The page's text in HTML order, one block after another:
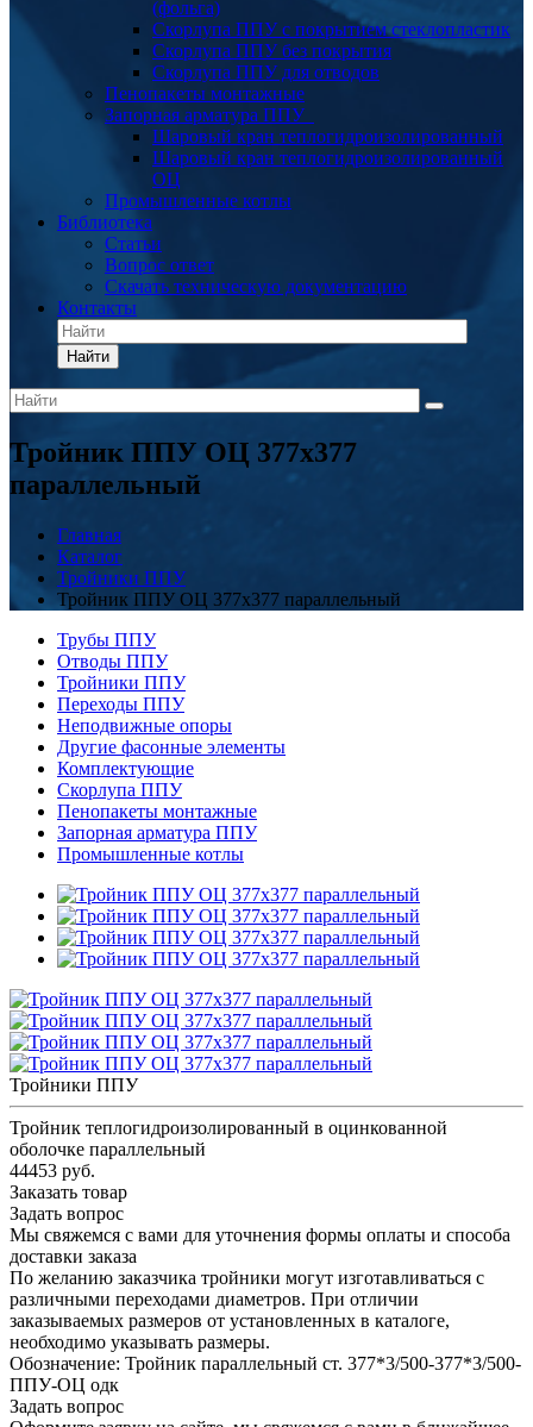
(фольга)
Скорлупа ППУ с покрытием стеклопластик
Скорлупа ППУ без покрытия
Скорлупа ППУ для отводов
Пенопакеты монтажные
Запорная арматура ППУ
Шаровый кран теплогидроизолированный
Шаровый кран теплогидроизолированный
ОЦ
Промышленные котлы
Библиотека
Статьи
Вопрос ответ
Скачать техническую документацию
Контакты
Найти
Тройник ППУ ОЦ 377x377
параллельный
Главная
Каталог
Тройники ППУ
Тройник ППУ ОЦ 377x377 параллельный
Трубы ППУ
Отводы ППУ
Тройники ППУ
Переходы ППУ
Неподвижные опоры
Другие фасонные элементы
Комплектующие
Скорлупа ППУ
Пенопакеты монтажные
Запорная арматура ППУ
Промышленные котлы
Тройники ППУ
Тройник теплогидроизолированный в оцинкованной
оболочке параллельный
44453 руб.
Заказать товар
Задать вопрос
Мы свяжемся с вами для уточнения формы оплаты и способа
доставки заказа
По желанию заказчика тройники могут изготавливаться с
различными переходами диаметров. При отличии
заказываемых размеров от установленных в каталоге,
необходимо указывать размеры.
Обозначение: Тройник параллельный ст. 377*3/500-377*3/500-
ППУ-ОЦ одк
Задать вопрос